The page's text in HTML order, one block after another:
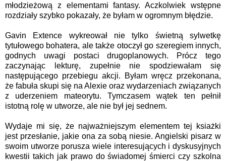
młodzieżową z elementami fantasy. Aczkolwiek wstępne
rozdziały szybko pokazały, że byłam w ogromnym błędzie.
Gavin Extence wykreował nie tylko świetną sylwetkę
tytułowego bohatera, ale także otoczył go szeregiem innych,
godnych uwagi postaci drugoplanowych. Prócz tego
zaczynając lekturę, zupełnie nie spodziewałam się
następującego przebiegu akcji. Byłam wręcz przekonana,
że fabuła skupi się na Alexie oraz wydarzeniach związanych
z uderzeniem mateorytu. Tymczasem wątek ten pełnił
istotną rolę w utworze, ale nie był jej sednem.
Wydaje mi się, że najważniejszym elementem tej ksiażki
jest przesłanie, jakie ona za sobą niesie. Angielski pisarz w
swoim utworze porusza wiele interesujących i dyskusyjnych
kwestii takich jak prawo do świadomej śmierci czy szkolna